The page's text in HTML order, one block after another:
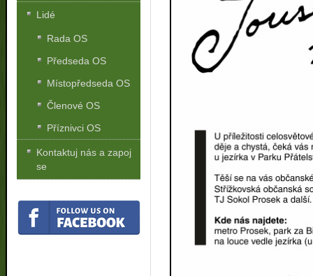
Lidé
Rada OS
Předseda OS
Místopředseda OS
Členové OS
Příznivci OS
Kontaktuj nás a zapoj
se